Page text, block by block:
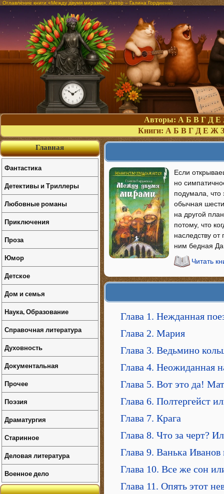
Оглавление книги «Между двумя мирами». Автор – Галина Гордиенко
Авторы: А Б В Г Д Е
Книги: А Б В Г Д Е Ж З
Если
но
подумала, что
обычная
на другой
потому, что
наследству
ним бедная
Читать
Глава 1. Нежданная
Глава 2. Мария
Глава 3. Ведьмино
Глава 4. Неожиданная
Глава 5. Вот это да!
Глава 6. Полтергейст
Глава 7. Крага
Глава 8. Что за черт?
Глава 9. Ванька
Глава 10. Все же сон
Глава 11. Опять этот
Главная
Фантастика
Детективы и Триллеры
Любовные романы
Приключения
Проза
Юмор
Детское
Дом и семья
Наука, Образование
Справочная литература
Духовность
Документальная
Прочее
Поэзия
Драматургия
Старинное
Деловая литература
Военное дело